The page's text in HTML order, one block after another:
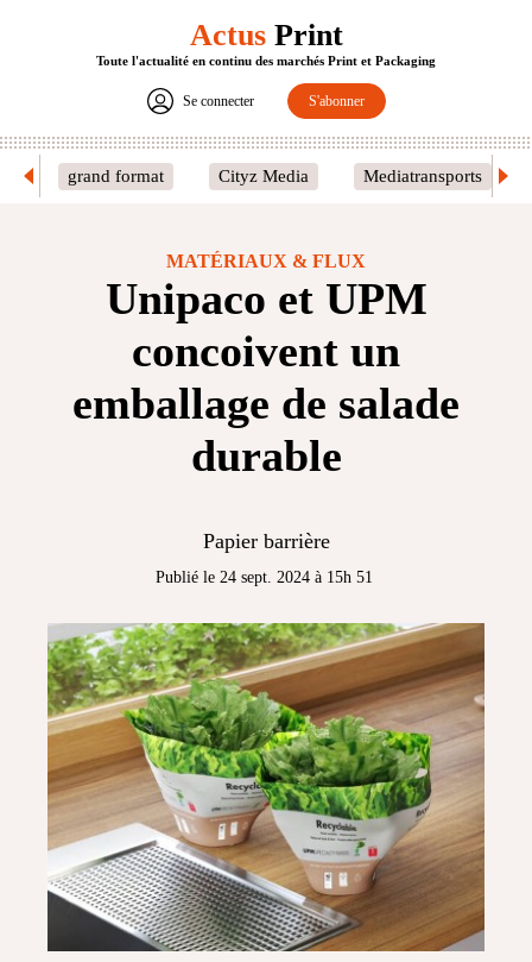
ActusPrint
Toute l'actualité en continu des marchés Print et Packaging
Se connecter S'abonner
grand format Cityz Media Mediatransports
MATÉRIAUX & FLUX
Unipaco et UPM
concoivent un
emballage de salade
durable
Papier barrière
Publié le 24 sept. 2024 à 15h 51